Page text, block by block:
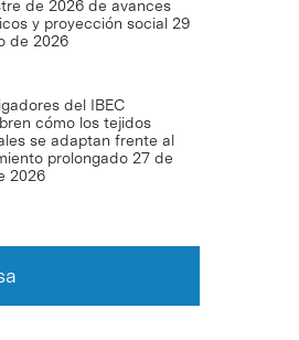
de 2026 de avances
y proyección social 29
de 2026
del IBEC
cómo los tejidos
se adaptan frente al
prolongado 27 de
2026